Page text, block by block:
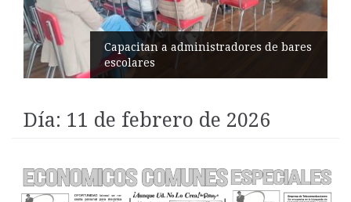
Éxito en recital de Ciudad Poética
Día: 11 de febrero de 2026